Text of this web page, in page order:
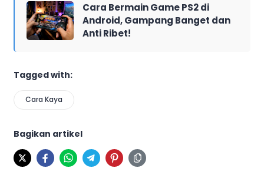
Cara Bermain Game PS2 di
Android, Gampang Banget dan
Anti Ribet!
Tagged with:
Cara Kaya
Bagikan artikel